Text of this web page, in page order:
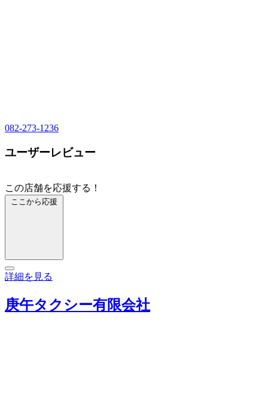
082-273-1236
ユーザーレビュー
この店舗を応援する！
ここから応援
詳細を見る
庚午タクシー有限会社